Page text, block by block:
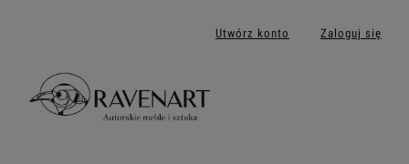
Utwórz konto Zaloguj się